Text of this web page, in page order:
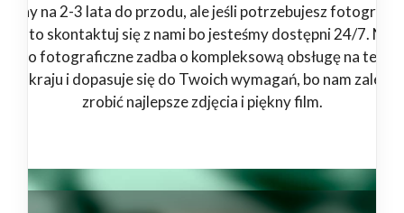
na 2-3 lata do przodu, ale jeśli potrzebujesz fotografa
to skontaktuj się z nami bo jesteśmy dostępni 24/7.
fotograficzne zadba o kompleksową obsługę na
kraju i dopasuje się do Twoich wymagań, bo nam zależy
zrobić najlepsze zdjęcia i piękny film.